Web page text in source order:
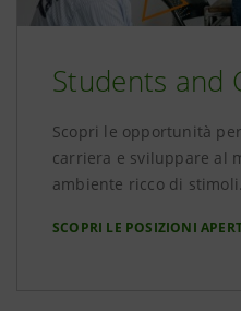
Students and
Scopri le opportunità
carriera e sviluppare al
ambiente ricco di stimoli.
SCOPRI LE POSIZIONI